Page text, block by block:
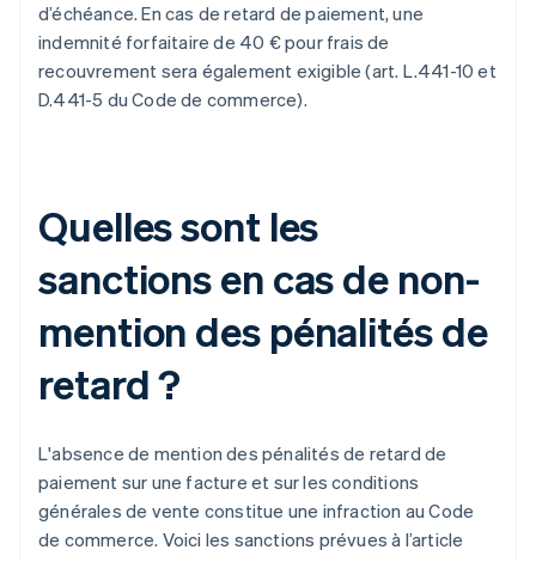
d’échéance. En cas de retard de paiement, une
indemnité forfaitaire de 40 € pour frais de
recouvrement sera également exigible (art. L.441-10 et
D.441-5 du Code de commerce).
Quelles sont les
sanctions en cas de non-
mention des pénalités de
retard ?
L'absence de mention des pénalités de retard de
paiement sur une facture et sur les conditions
générales de vente constitue une infraction au Code
de commerce. Voici les sanctions prévues à l’article